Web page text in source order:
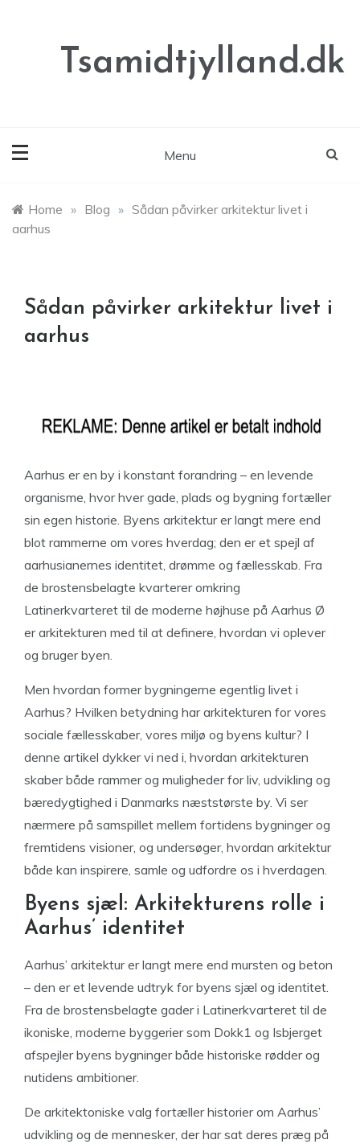
Tsamidtjylland.dk
Menu
Home » Blog » Sådan påvirker arkitektur livet i
aarhus
Sådan påvirker arkitektur livet i
aarhus
Aarhus er en by i konstant forandring – en levende
organisme, hvor hver gade, plads og bygning fortæller
sin egen historie. Byens arkitektur er langt mere end
blot rammerne om vores hverdag; den er et spejl af
aarhusianernes identitet, drømme og fællesskab. Fra
de brostensbelagte kvarterer omkring
Latinerkvarteret til de moderne højhuse på Aarhus Ø
er arkitekturen med til at definere, hvordan vi oplever
og bruger byen.
Men hvordan former bygningerne egentlig livet i
Aarhus? Hvilken betydning har arkitekturen for vores
sociale fællesskaber, vores miljø og byens kultur? I
denne artikel dykker vi ned i, hvordan arkitekturen
skaber både rammer og muligheder for liv, udvikling og
bæredygtighed i Danmarks næststørste by. Vi ser
nærmere på samspillet mellem fortidens bygninger og
fremtidens visioner, og undersøger, hvordan arkitektur
både kan inspirere, samle og udfordre os i hverdagen.
Byens sjæl: Arkitekturens rolle i
Aarhus’ identitet
Aarhus’ arkitektur er langt mere end mursten og beton
– den er et levende udtryk for byens sjæl og identitet.
Fra de brostensbelagte gader i Latinerkvarteret til de
ikoniske, moderne byggerier som Dokk1 og Isbjerget
afspejler byens bygninger både historiske rødder og
nutidens ambitioner.
De arkitektoniske valg fortæller historier om Aarhus’
udvikling og de mennesker, der har sat deres præg på